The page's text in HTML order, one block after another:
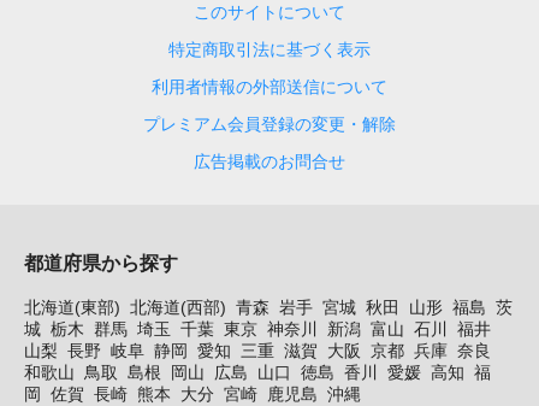
このサイトについて
特定商取引法に基づく表示
利用者情報の外部送信について
プレミアム会員登録の変更・解除
広告掲載のお問合せ
都道府県から探す
北海道(東部) 北海道(西部) 青森 岩手 宮城 秋田 山形 福島 茨
城 栃木 群馬 埼玉 千葉 東京 神奈川 新潟 富山 石川
福井
山梨 長野 岐阜 静岡 愛知 三重 滋賀 大阪 京都 兵庫 奈良
和歌山 鳥取 島根 岡山 広島 山口 徳島 香川 愛媛 高知 福
岡
佐賀 長崎 熊本 大分 宮崎 鹿児島 沖縄